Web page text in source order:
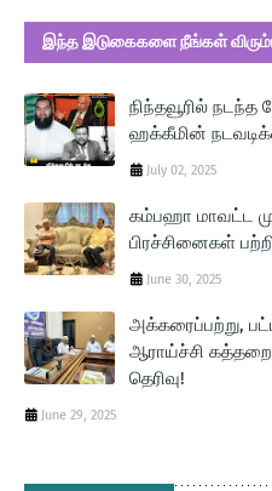
இந்த இடுகைகளை நீங்கள்
நிந்தவூரில்
ஹக்கீமின்
July 02, 2025
கம்பஹா மாவட்ட
பிரச்சினைகள்
June 30, 2025
அக்கரைப்பற்று,
ஆராய்ச்சி
தெரிவு!
June 29, 2025